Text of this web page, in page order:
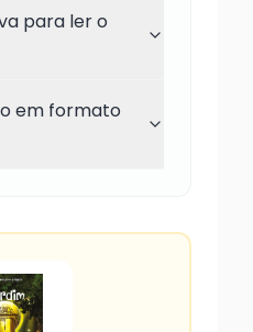
para ler o
em formato